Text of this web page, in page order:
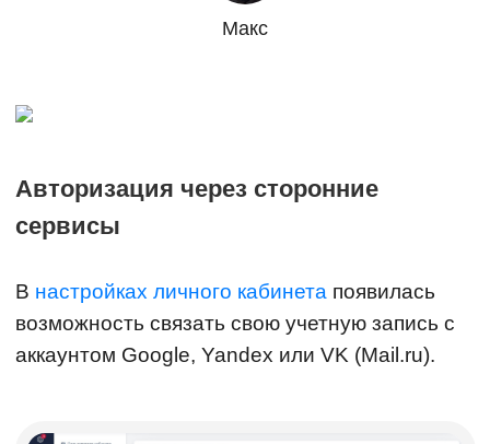
Макс
Авторизация через сторонние
сервисы
В настройках личного кабинета появилась
возможность связать свою учетную запись с
аккаунтом Google, Yandex или VK (Mail.ru).